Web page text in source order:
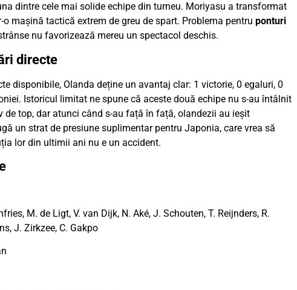
dintre cele mai solide echipe din turneu. Moriyasu a transformat
mașină tactică extrem de greu de spart. Problema pentru ponturi
nu favorizează mereu un spectacol deschis.
directe
disponibile, Olanda deține un avantaj clar: 1 victorie, 0 egaluri, 0
Istoricul limitat ne spune că aceste două echipe nu s-au întâlnit
de top, dar atunci când s-au față în față, olandezii au ieșit
un strat de presiune suplimentar pentru Japonia, care vrea să
lor din ultimii ani nu e un accident.
M. de Ligt, V. van Dijk, N. Aké, J. Schouten, T. Reijnders, R.
J. Zirkzee, C. Gakpo